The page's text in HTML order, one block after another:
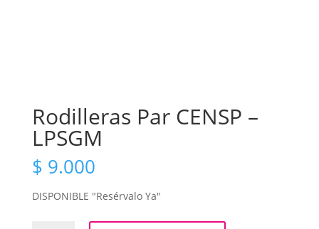
Rodilleras Par CENSP –
LPSGM
$ 9.000
DISPONIBLE "Resérvalo Ya"